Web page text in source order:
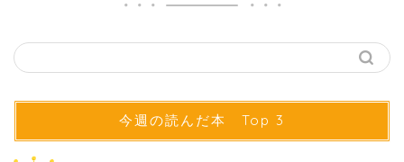
今週の読んだ本 Top 3